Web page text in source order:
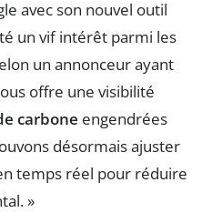
avec son nouvel outil
un vif intérêt parmi les
un annonceur ayant
offre une visibilité
carbone engendrées
désormais ajuster
temps réel pour réduire
»